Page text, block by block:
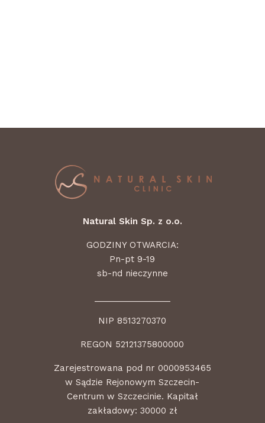
Natural Skin Sp. z o.o.
GODZINY OTWARCIA:
Pn-pt 9-19
sb-nd nieczynne
NIP 8513270370
REGON 52121375800000
Zarejestrowana pod nr 0000953465
w Sądzie Rejonowym Szczecin-
Centrum w Szczecinie. Kapitał
zakładowy: 30000 zł